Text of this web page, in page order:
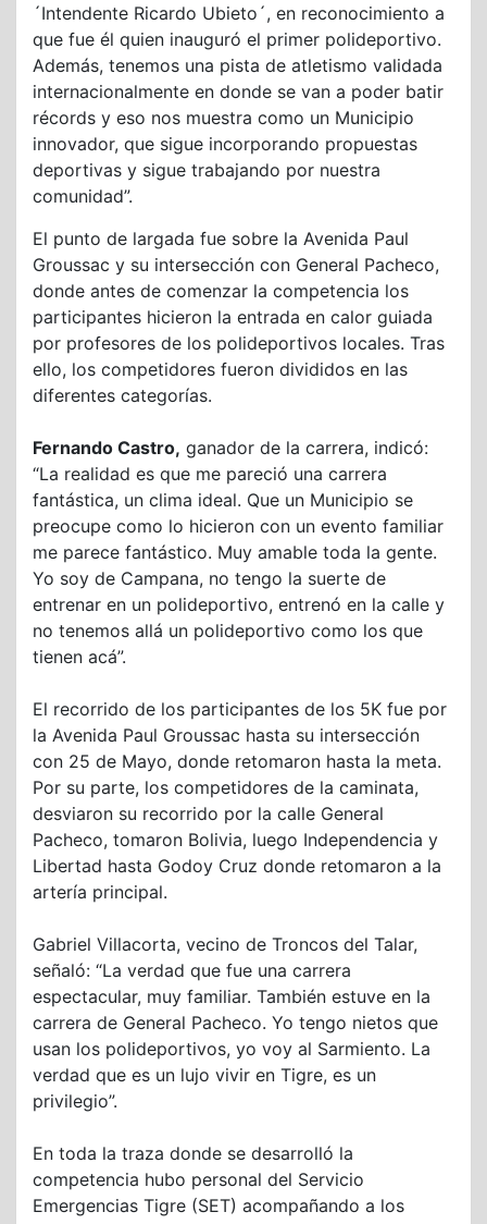
´Intendente Ricardo Ubieto´, en reconocimiento a
que fue él quien inauguró el primer polideportivo.
Además, tenemos una pista de atletismo validada
internacionalmente en donde se van a poder batir
récords y eso nos muestra como un Municipio
innovador, que sigue incorporando propuestas
deportivas y sigue trabajando por nuestra
comunidad”.
El punto de largada fue sobre la Avenida Paul
Groussac y su intersección con General Pacheco,
donde antes de comenzar la competencia los
participantes hicieron la entrada en calor guiada
por profesores de los polideportivos locales. Tras
ello, los competidores fueron divididos en las
diferentes categorías.
Fernando Castro, ganador de la carrera, indicó:
“La realidad es que me pareció una carrera
fantástica, un clima ideal. Que un Municipio se
preocupe como lo hicieron con un evento familiar
me parece fantástico. Muy amable toda la gente.
Yo soy de Campana, no tengo la suerte de
entrenar en un polideportivo, entrenó en la calle y
no tenemos allá un polideportivo como los que
tienen acá”.
El recorrido de los participantes de los 5K fue por
la Avenida Paul Groussac hasta su intersección
con 25 de Mayo, donde retomaron hasta la meta.
Por su parte, los competidores de la caminata,
desviaron su recorrido por la calle General
Pacheco, tomaron Bolivia, luego Independencia y
Libertad hasta Godoy Cruz donde retomaron a la
artería principal.
Gabriel Villacorta, vecino de Troncos del Talar,
señaló: “La verdad que fue una carrera
espectacular, muy familiar. También estuve en la
carrera de General Pacheco. Yo tengo nietos que
usan los polideportivos, yo voy al Sarmiento. La
verdad que es un lujo vivir en Tigre, es un
privilegio”.
En toda la traza donde se desarrolló la
competencia hubo personal del Servicio
Emergencias Tigre (SET) acompañando a los